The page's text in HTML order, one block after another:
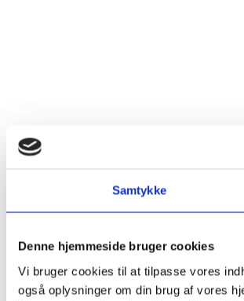
Samtykke
Denne hjemmeside bruger cookies
Vi bruger cookies til at tilpasse vores
også oplysninger om din brug af vores